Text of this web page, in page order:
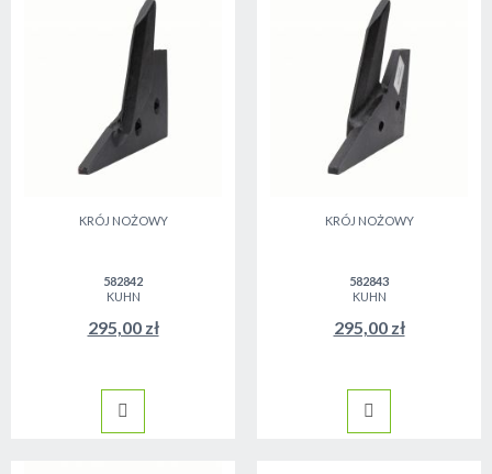
KRÓJ NOŻOWY
582842
KUHN
295,00 zł
KRÓJ NOŻOWY
582843
KUHN
295,00 zł